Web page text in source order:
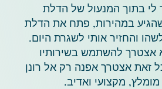
בתוך המנעול של הדלת
במהירות, פתח את הדלת
והחזיר אותי לשגרת היום.
אצטרך להשתמש בשירותיו
זאת אצטרך אפנה רק אל רונן
מקצועי ואדיב.